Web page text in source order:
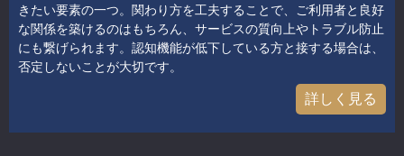
きたい要素の一つ。関わり方を工夫することで、ご利用者と良好
な関係を築けるのはもちろん、サービスの質向上やトラブル防止
にも繋げられます。認知機能が低下している方と接する場合は、
否定しないことが大切です。
詳しく見る